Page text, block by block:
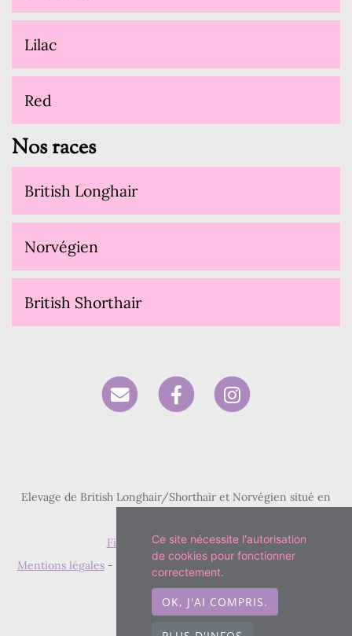
Lilac
Red
Nos races
British Longhair
Norvégien
British Shorthair
Elevage de British Longhair/Shorthair et Norvégien situé en
Fiche race British Shorthair
Mentions légales- Copyright© Paris Royal Cattery 2026 - Site
Ce site nécessite l'autorisation
de cookies pour fonctionner
correctement.
OK, J'AI COMPRIS.